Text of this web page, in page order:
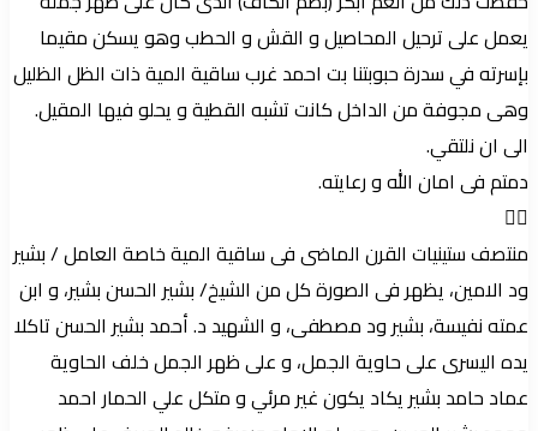
يعمل على ترحيل المحاصيل و القش و الحطب وهو يسكن مقيما
بإسرته في سدرة حبوبتنا بت احمد غرب ساقية المية ذات الظل الظليل
وهى مجوفة من الداخل كانت تشبه القطية و يحلو فيها المقيل.
الى ان نلتقي.
دمتم فى امان الله و رعايته.
👆🏼
منتصف ستينيات القرن الماضى فى ساقية المية خاصة العامل / بشير
ود الامين، يظهر فى الصورة كل من الشيخ/ بشير الحسن بشير، و ابن
عمته نفيسة، بشير ود مصطفى، و الشهيد د. أحمد بشير الحسن تاكلا
يده اليسرى على حاوية الجمل، و على ظهر الجمل خلف الحاوية
عماد حامد بشير يكاد يكون غير مرئي و متكل علي الحمار احمد